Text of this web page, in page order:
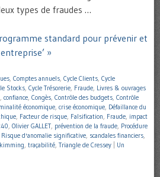
types de fraudes …
standard pour prévenir et
»
, Comptes annuels, Cycle Clients, Cycle
Stocks, Cycle Trésorerie, Fraude, Livres & ouvrages
, confiance, Congès, Contrôle des budgets, Contrôle
économique, crise économique, Défaillance du
, Facteur de risque, Falsification, Fraude, impact
, Olivier GALLET, prévention de la fraude, Procédure
Risque d'anomalie significative, scandales financiers,
, traçabilité, Triangle de Cressey
Un